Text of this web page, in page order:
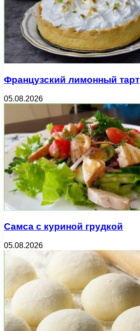
Французский лимонный тарт
05.08.2026
Самса с куриной грудкой
05.08.2026